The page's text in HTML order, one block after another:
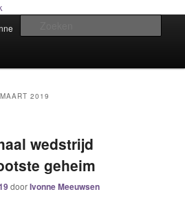
misbruik
MAART 2019
wedstrijd
geheim
doorIvonne Meeuwsen